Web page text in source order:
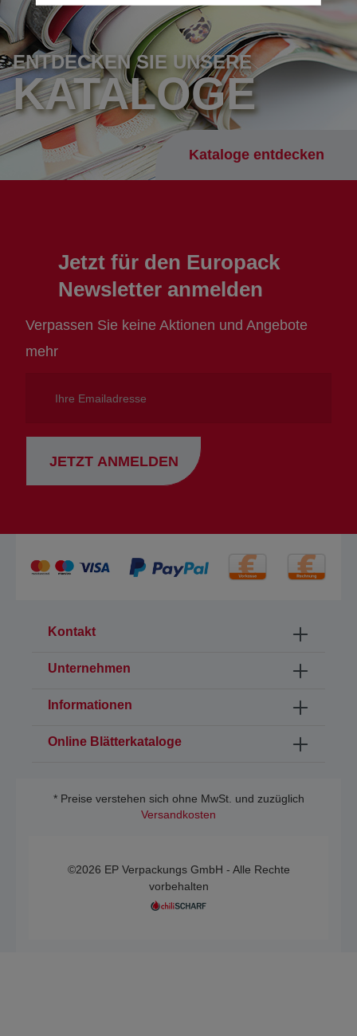
ENTDECKEN SIE UNSERE
KATALOGE
Kataloge entdecken
Jetzt für den Europack
Newsletter anmelden
Verpassen Sie keine Aktionen und Angebote
mehr
Emailadresse
JETZT ANMELDEN
Kontakt
Unternehmen
Informationen
Online Blätterkataloge
* Preise verstehen sich ohne MwSt. und zuzüglich
Versandkosten
©2026 EP Verpackungs GmbH - Alle Rechte
vorbehalten